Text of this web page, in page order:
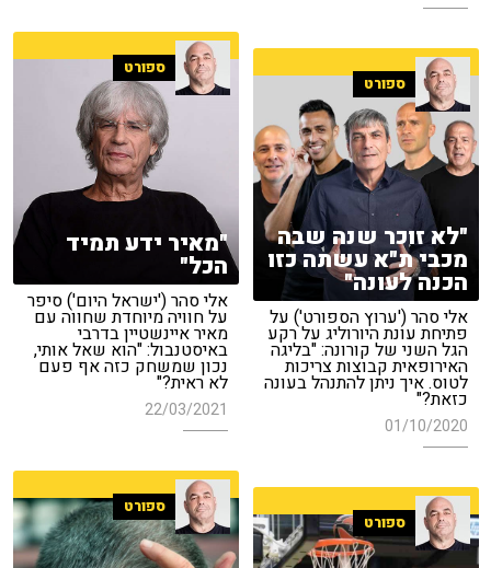
ספורט
"מאיר ידע תמיד
הכל"
אלי סהר ('ישראל היום') סיפר
על חוויה מיוחדת שחווה עם
מאיר איינשטיין בדרבי
באיסטנבול: "הוא שאל אותי,
נכון שמשחק כזה אף פעם
לא ראית?"
22/03/2021
ספורט
"לא זוכר שנה שבה
מכבי ת"א עשתה כזו
הכנה לעונה"
אלי סהר ('ערוץ הספורט') על
פתיחת עונת היורוליג על רקע
הגל השני של קורונה: "בליגה
האירופאית קבוצות צריכות
לטוס. איך ניתן להתנהל בעונה
כזאת?"
01/10/2020
ספורט
ספורט